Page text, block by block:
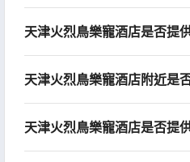
天津火烈鳥樂寵酒店是否提
天津火烈鳥樂寵酒店附近是
天津火烈鳥樂寵酒店是否提